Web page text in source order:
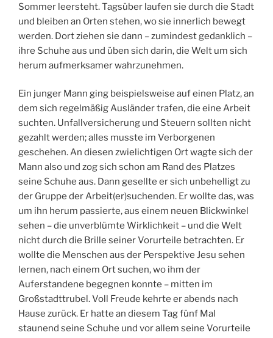
Sommer leersteht. Tagsüber laufen sie durch die Stadt
und bleiben an Orten stehen, wo sie innerlich bewegt
werden. Dort ziehen sie dann – zumindest gedanklich –
ihre Schuhe aus und üben sich darin, die Welt um sich
herum aufmerksamer wahrzunehmen.
Ein junger Mann ging beispielsweise auf einen Platz, an
dem sich regelmäßig Ausländer trafen, die eine Arbeit
suchten. Unfallversicherung und Steuern sollten nicht
gezahlt werden; alles musste im Verborgenen
geschehen. An diesen zwielichtigen Ort wagte sich der
Mann also und zog sich schon am Rand des Platzes
seine Schuhe aus. Dann gesellte er sich unbehelligt zu
der Gruppe der Arbeit(er)suchenden. Er wollte das, was
um ihn herum passierte, aus einem neuen Blickwinkel
sehen – die unverblümte Wirklichkeit – und die Welt
nicht durch die Brille seiner Vorurteile betrachten. Er
wollte die Menschen aus der Perspektive Jesu sehen
lernen, nach einem Ort suchen, wo ihm der
Auferstandene begegnen konnte – mitten im
Großstadttrubel. Voll Freude kehrte er abends nach
Hause zurück. Er hatte an diesem Tag fünf Mal
staunend seine Schuhe und vor allem seine Vorurteile